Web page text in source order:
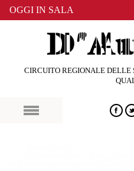
CIRCUITO REGIONALE
OGGI IN SALA